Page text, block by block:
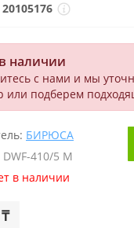
20105176
наличии
с нами и мы
или подберем
БИРЮСА
DWF-410/5 M
в наличии